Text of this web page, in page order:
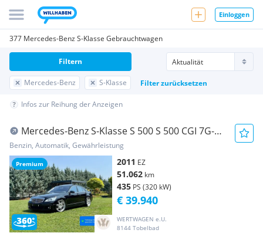
Einloggen
377 Mercedes-Benz S-Klasse Gebrauchtwagen
Mercedes-Benz S-Klasse Filter zurücksetzen
Filtern
Infos zur Reihung der Anzeigen
Premium
Mercedes-Benz S-Klasse S 500 S 500 CGI 7G-
TRONIC BRABUS | *NEUWERTIG*W...
Benzin, Automatik, Gewährleistung
2011 EZ
51.062 km
435 PS (320 kW)
WERTWAGEN e.U.
8144 Tobelbad
€ 39.940